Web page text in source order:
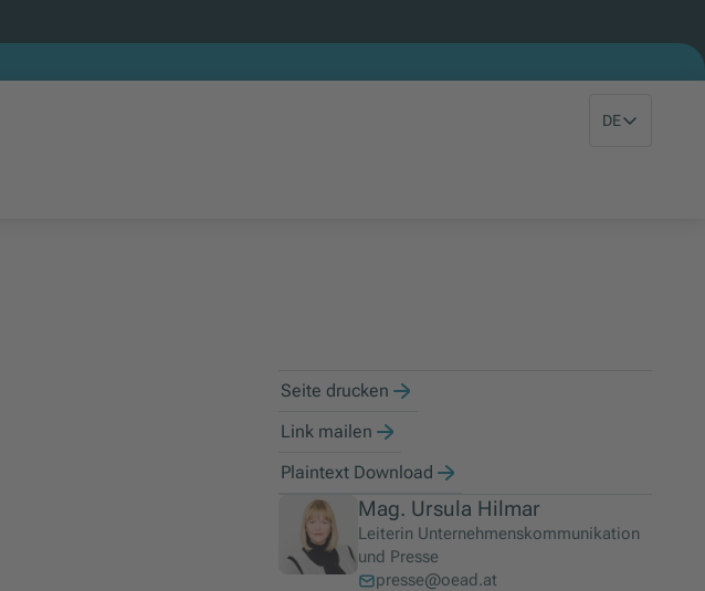
DE
Seite drucken
Link mailen
Plaintext Download
Mag. Ursula Hilmar
Leiterin Unternehmenskommunikation
und Presse
presse@oead.at